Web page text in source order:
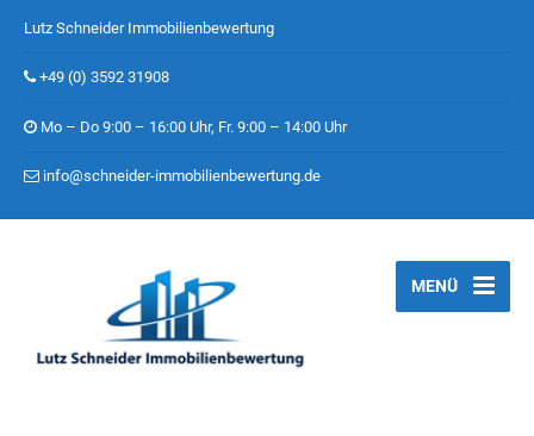
Lutz Schneider Immobilienbewertung
+49 (0) 3592 31908
Mo – Do 9:00 – 16:00 Uhr, Fr. 9:00 – 14:00 Uhr
info@schneider-immobilienbewertung.de
MENÜ